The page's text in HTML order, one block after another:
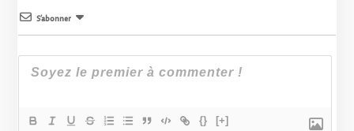
S’abonner
{} [+]